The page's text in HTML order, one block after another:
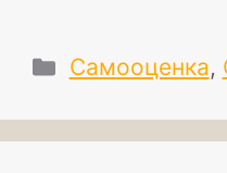
Рубрики
Самооценка,